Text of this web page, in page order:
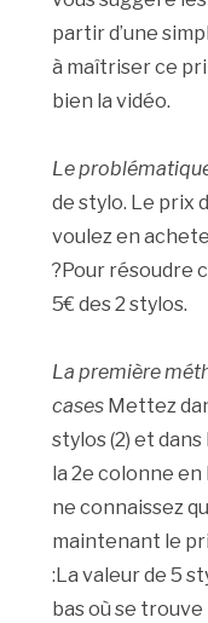
partir d’une
à maîtriser ce
bien la vidéo.
Le
de stylo. Le prix
voulez en
?Pour résoudre
5€ des 2 stylos.
La première
cases Mettez
stylos (2) et
la 2e colonne
ne connaissez
maintenant le
:La valeur de 5
bas où se